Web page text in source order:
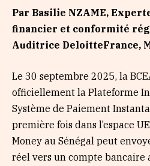
Par Basilie NZAME,
financier et conformité
Auditrice DeloitteFrance,
Le 30 septembre 2025, la
officiellement la Plateforme
Système de Paiement
première fois dans l’espace
Money au Sénégal peut
réel vers un compte bancaire